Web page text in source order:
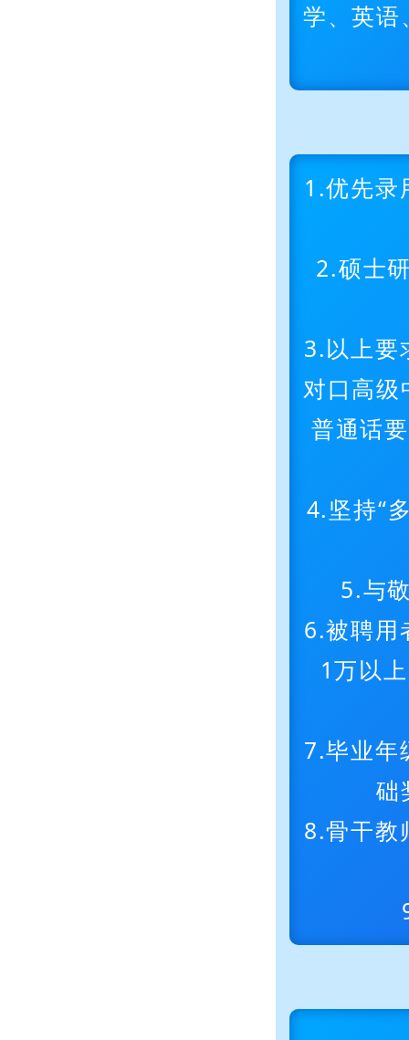
学、英语
1.优先录
2.硕士
3.以上要
对口高级
普通话
4.坚持“
5.与
6.被聘用
1万以
7.毕业年
础
8.骨干教